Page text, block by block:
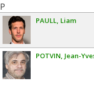
P
PAULL Liam
POTVIN Jean-